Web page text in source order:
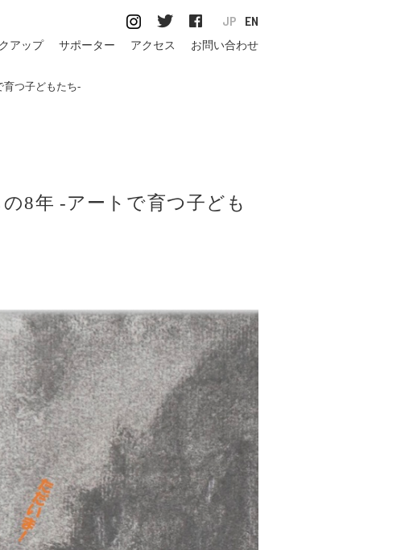
EN
JP
アップ サポーター アクセス お問い合わせ
つ子どもたち-
8年 -アートで育つ子ども